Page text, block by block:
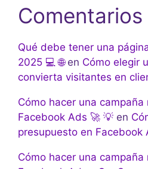
Qué debe tener una
2025 💻 🌐en Cómo elegir
convierta visitantes en
Cómo hacer una campaña
Facebook Ads 🚀 💡 en
presupuesto en Facebook
Cómo hacer una campaña